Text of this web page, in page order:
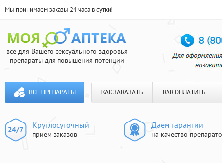
Мы принимаем заказы 24 часа в сутки!
все для Вашего сексуального здоровья
препараты для повышения потенции
ВСЕ ПРЕПАРАТЫ КАК ЗАКАЗАТЬ КАК ОПЛАТИТЬ
Круглосуточный
прием заказов
Даем гарантии
на качество